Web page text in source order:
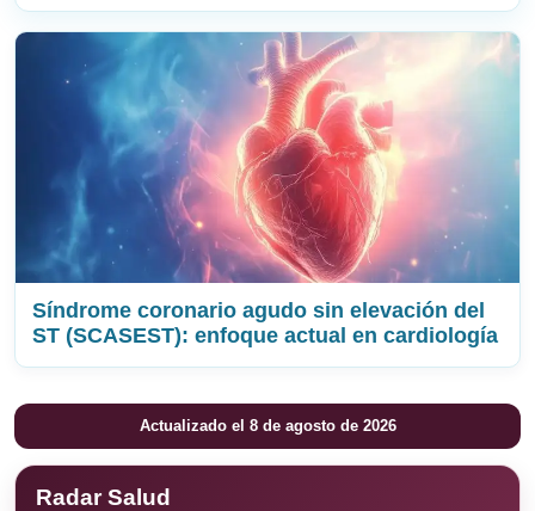
Síndrome coronario agudo sin elevación del
ST (SCASEST): enfoque actual en cardiología
Actualizado el 8 de agosto de 2026
Radar Salud